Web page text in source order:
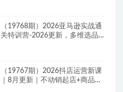
（19768期）2026亚马逊实战通
关特训营-2026更新，多维选品
（19767期）2026抖店运营新课
｜8月更新｜不动销起店+商品卡